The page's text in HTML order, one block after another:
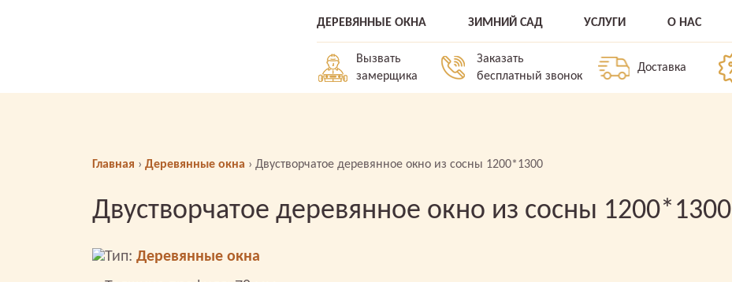
ДЕРЕВЯННЫЕ ОКНА ЗИМНИЙ САД УСЛУГИ О НАС
Вызвать
замерщика
Заказать
бесплатный звонок
Доставка
Главная › Деревянные окна › Двустворчатое деревянное окно из сосны 1200*1300
Двустворчатое деревянное окно из сосны 1200*1300
Тип: Деревянные окна